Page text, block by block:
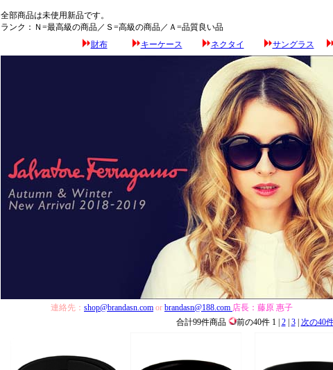
全部商品は未使用新品です。
ランク：Ｎ=最高級の商品／Ｓ=高級の商品／Ａ=品質良い品
財布
キーケース ネクタイ サングラス
連絡先： shop@brandasn.com or brandasn@188.com 店長： 藤原 惠子
合計99件商品
前の40件 1 | 2| 3| 次の40